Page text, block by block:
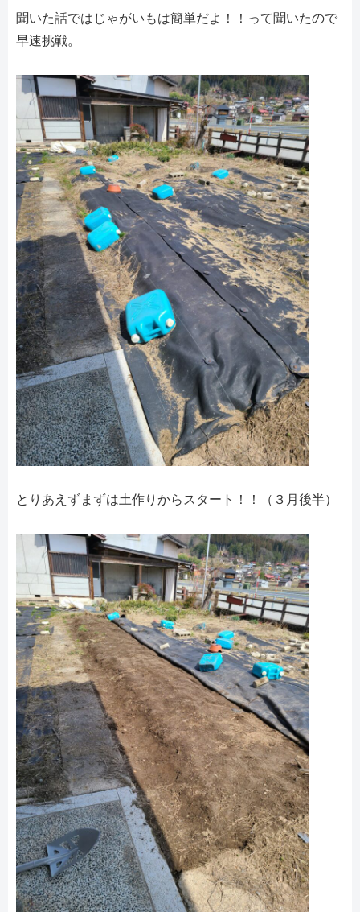
聞いた話ではじゃがいもは簡単だよ！！って聞いたので
早速挑戦。
とりあえずまずは土作りからスタート！！（３月後半）